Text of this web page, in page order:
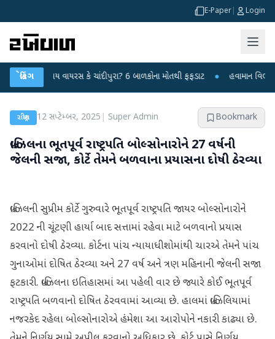
E-Paper Login
બ્રેકિંગ
વાયરસ કે ચાંદીપુરા? 6 બાળકોના મોતથી ફફડાટ ● હવામાન વિભાગે 18
રાષ્ટ્રીય 12 સપ્ટેમ્બર, 2025 Super Admin Bookmark
બ્રાઝિલના ભૂતપૂર્વ રાષ્ટ્રપતિ બોલ્સોનારોને 27 વર્ષની
જેલની સજા, કોર્ટે તેમને બળવાના પ્રયાસના દોષી ઠેરવ્યા
બ્રાઝિલની સુપ્રીમ કોર્ટે ગુરુવારે ભૂતપૂર્વ રાષ્ટ્રપતિ જાયર બોલ્સોનારોને
2022 ની ચૂંટણી હાર્યા બાદ સત્તામાં રહેવા માટે બળવાનો પ્રયાસ
કરવાનો દોષી ઠેરવ્યા. કોર્ટના પાંચ ન્યાયાધીશોમાંથી ચારએ તેમને પાંચ
ગુનાઓમાં દોષિત ઠેરવ્યા અને 27 વર્ષ અને ત્રણ મહિનાની જેલની સજા
ફટકારી. બ્રાઝિલના ઇતિહાસમાં આ પહેલી વાર છે જ્યારે કોઈ ભૂતપૂર્વ
રાષ્ટ્રપતિ બળવાનો દોષિત ઠેરવવામાં આવ્યા છે. હાલમાં બ્રાઝિલિયામાં
નજરકેદ રહેલા બોલ્સોનારોએ હંમેશા આ આરોપોને નકારી કાઢ્યા છે.